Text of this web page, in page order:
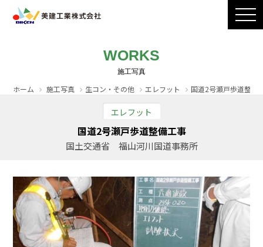
製品ラインナップ
CADダウンロード
WORKS
ホーム 施工写真 生コン・その他 エレフット 国道2号瀬戸歩道整備
エレフット
国道2号瀬戸歩道整備工事
国土交通省 福山河川国道事務所